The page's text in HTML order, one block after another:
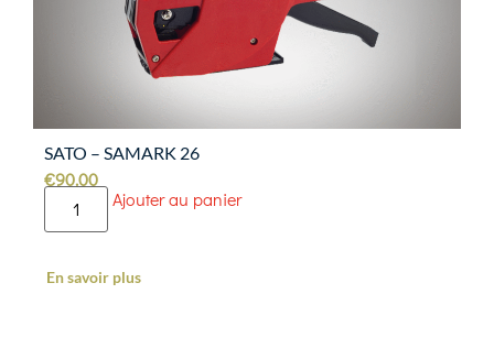
SATO – SAMARK 26
€90.00
Ajouter au panier
En savoir plus